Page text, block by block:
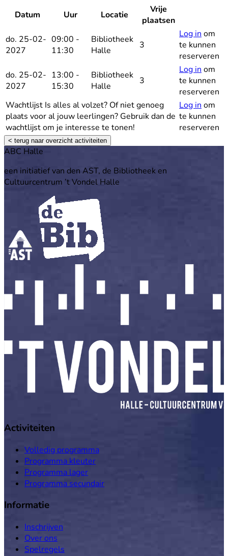
Datum Uur Locatie
Vrije
plaatsen
do. 25-02-
2027
09:00 -
11:30
Bibliotheek
Halle
3
Log in om
te kunnen
reserveren
do. 25-02-
2027
13:00 -
15:30
Bibliotheek
Halle
3
Log in om
te kunnen
reserveren
Wachtlijst Is alles al volzet? Of niet genoeg
plaats voor al jouw leerlingen? Gebruik dan de
wachtlijst om je interesse te tonen!
Log in om
te kunnen
reserveren
< terug naar overzicht activiteiten
Footer
ABC Halle
een initiatief van den AST, de Bibliotheek en
Cultuurcentrum ’t Vondel Halle
Activiteiten
Volledig programma
Programma kleuter
Programma lager
Programma secundair
Informatie
Inschrijven
Over ons
Spelregels